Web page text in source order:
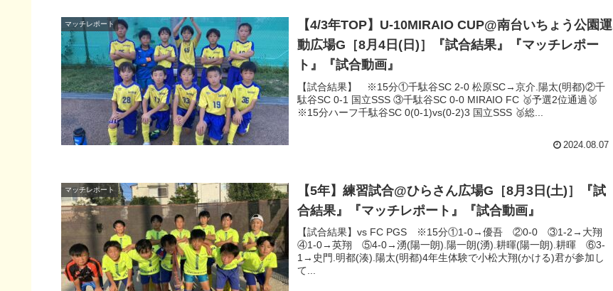
マッチレポート
【4/3年TOP】U-10MIRAIO CUP@南台いちょう公園運
動広場G［8月4日(日)］『試合結果』『マッチレポー
ト』『試合動画』
【試合結果】 ※15分①千駄谷SC 2-0 松原SC→京介.陽太(明都)②千
駄谷SC 0-1 国立SSS ③千駄谷SC 0-0 MIRAIO FC 🥈予選2位通過🥈
※15分ハーフ千駄谷SC 0(0-1)vs(0-2)3 国立SSS 🥈総...
2024.08.07
マッチレポート
【5年】練習試合@ひらさん広場G［8月3日(土)］『試
合結果』『マッチレポート』『試合動画』
【試合結果】vs FC PGS ※15分①1-0→優吾 ②0-0 ③1-2→大翔
④1-0→英翔 ⑤4-0→湧(陽一朗).陽一朗(湧).耕暉(陽一朗).耕暉 ⑥3-
1→史門.明都(湊).陽太(明都)4年生体験で小松大翔(かける)君が参加し
て...